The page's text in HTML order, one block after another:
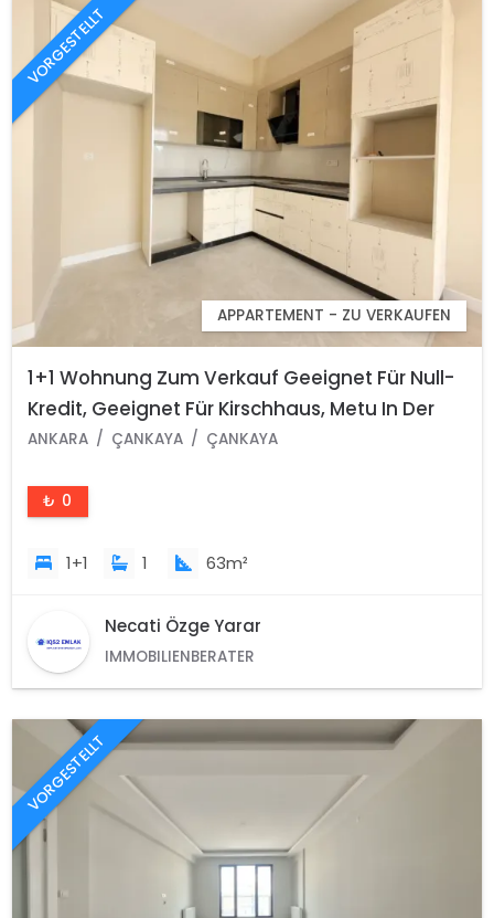
VORGESTELLT
APPARTEMENT - ZU VERKAUFEN
1+1 Wohnung Zum Verkauf Geeignet Für Null-
Kredit, Geeignet Für Kirschhaus, Metu In Der
Nähe Von Arbeiterblöcken, Stadtteil Çankaya
ANKARA ÇANKAYA ÇANKAYA
₺ 0
1+1 1 63m²
Necati Özge Yarar
IMMOBILIENBERATER
VORGESTELLT